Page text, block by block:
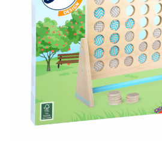
Biciclete si Triciclete
Biciclete
Accesorii
Biciclete Viking Challange
Biciclete Viking Explorer
Diverse